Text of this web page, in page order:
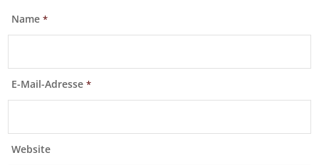
Name*
E-Mail-Adresse*
Website